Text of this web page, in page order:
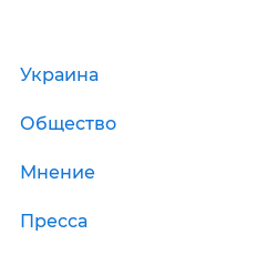
Украина
Общество
Мнение
Пресса